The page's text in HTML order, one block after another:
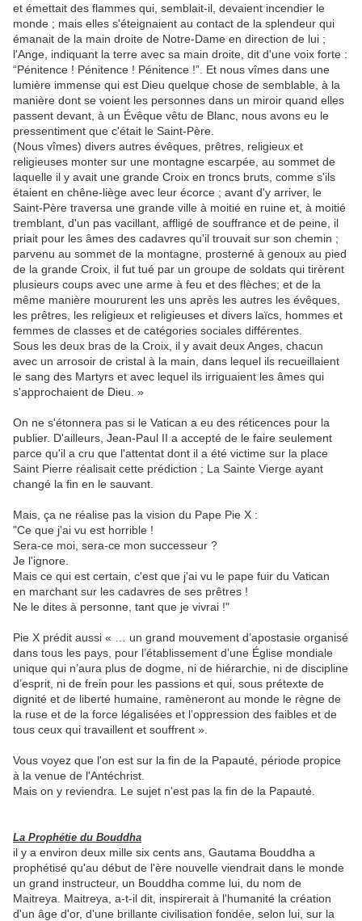
et émettait des flammes qui, semblait-il, devaient incendier le
monde ; mais elles s'éteignaient au contact de la splendeur qui
émanait de la main droite de Notre-Dame en direction de lui ;
l'Ange, indiquant la terre avec sa main droite, dit d'une voix forte :
“Pénitence ! Pénitence ! Pénitence !”. Et nous vîmes dans une
lumière immense qui est Dieu quelque chose de semblable, à la
manière dont se voient les personnes dans un miroir quand elles
passent devant, à un Évêque vêtu de Blanc, nous avons eu le
pressentiment que c'était le Saint-Père.
(Nous vîmes) divers autres évêques, prêtres, religieux et
religieuses monter sur une montagne escarpée, au sommet de
laquelle il y avait une grande Croix en troncs bruts, comme s'ils
étaient en chêne-liège avec leur écorce ; avant d'y arriver, le
Saint-Père traversa une grande ville à moitié en ruine et, à moitié
tremblant, d'un pas vacillant, affligé de souffrance et de peine, il
priait pour les âmes des cadavres qu'il trouvait sur son chemin ;
parvenu au sommet de la montagne, prosterné à genoux au pied
de la grande Croix, il fut tué par un groupe de soldats qui tirèrent
plusieurs coups avec une arme à feu et des flèches; et de la
même manière moururent les uns après les autres les évêques,
les prêtres, les religieux et religieuses et divers laïcs, hommes et
femmes de classes et de catégories sociales différentes.
Sous les deux bras de la Croix, il y avait deux Anges, chacun
avec un arrosoir de cristal à la main, dans lequel ils recueillaient
le sang des Martyrs et avec lequel ils irriguaient les âmes qui
s'approchaient de Dieu. »
On ne s'étonnera pas si le Vatican a eu des réticences pour la
publier. D'ailleurs, Jean-Paul II a accepté de le faire seulement
parce qu'il a cru que l'attentat dont il a été victime sur la place
Saint Pierre réalisait cette prédiction ; La Sainte Vierge ayant
changé la fin en le sauvant.
Mais, ça ne réalise pas la vision du Pape Pie X :
"Ce que j'ai vu est horrible !
Sera-ce moi, sera-ce mon successeur ?
Je l'ignore.
Mais ce qui est certain, c'est que j'ai vu le pape fuir du Vatican
en marchant sur les cadavres de ses prêtres !
Ne le dites à personne, tant que je vivrai !"
Pie X prédit aussi « … un grand mouvement d’apostasie organisé
dans tous les pays, pour l’établissement d’une Église mondiale
unique qui n’aura plus de dogme, ni de hiérarchie, ni de discipline
d’esprit, ni de frein pour les passions et qui, sous prétexte de
dignité et de liberté humaine, ramèneront au monde le règne de
la ruse et de la force légalisées et l’oppression des faibles et de
tous ceux qui travaillent et souffrent ».
Vous voyez que l'on est sur la fin de la Papauté, période propice
à la venue de l'Antéchrist.
Mais on y reviendra. Le sujet n'est pas la fin de la Papauté.
La Prophétie du Bouddha
il y a environ deux mille six cents ans, Gautama Bouddha a
prophétisé qu'au début de l'ère nouvelle viendrait dans le monde
un grand instructeur, un Bouddha comme lui, du nom de
Maitreya. Maitreya, a-t-il dit, inspirerait à l'humanité la création
d'un âge d'or, d'une brillante civilisation fondée, selon lui, sur la